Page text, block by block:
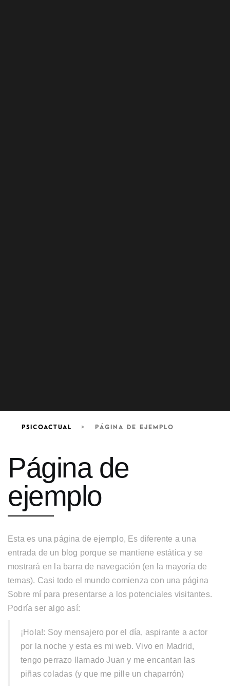
PSICOACTUAL > PÁGINA DE EJEMPLO
Página de
ejemplo
Esta es una página de ejemplo, Es diferente a una
entrada de un blog porque se mantiene estática y se
mostrará en la barra de navegación (en la mayoría de
temas). Casi todo el mundo comienza con una página
Sobre mí para presentarse a los potenciales visitantes.
Podría ser algo así:
¡Hola!: Soy mensajero por el día, aspirante a actor
por la noche y esta es mi web. Vivo en Madrid,
tengo perrazo llamado Juan y me encantan las
piñas coladas (y que me pille un chaparrón)